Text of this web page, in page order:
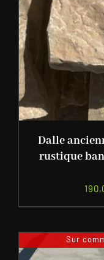
Dalle
rustique
Sur